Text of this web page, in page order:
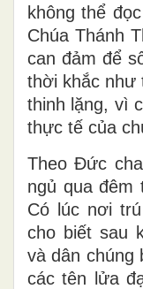
không thể
Chúa Thánh
can đảm để
thời khắc như
thinh lặng, vì
thực tế của
Theo Đức
ngủ qua đêm
Có lúc nơi
cho biết sau
và dân chúng
các tên lửa